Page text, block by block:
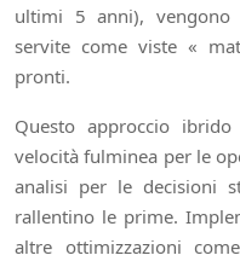
ultimi 5 anni), vengono
servite come viste «
pronti.
Questo approccio
velocità fulminea per le
analisi per le decisioni
rallentino le prime.
altre ottimizzazioni